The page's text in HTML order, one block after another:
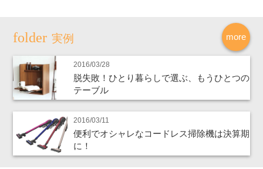
more
実例
2016/03/28
脱失敗！ひとり暮らしで選ぶ、もうひとつの
テーブル
2016/03/11
便利でオシャレなコードレス掃除機は決算期
に！